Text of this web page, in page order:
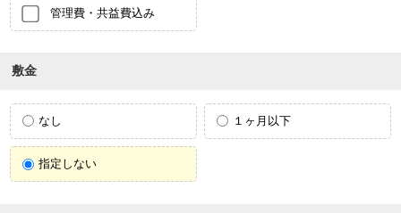
管理費・共益費込み
敷金
なし １ヶ月以下
指定しない